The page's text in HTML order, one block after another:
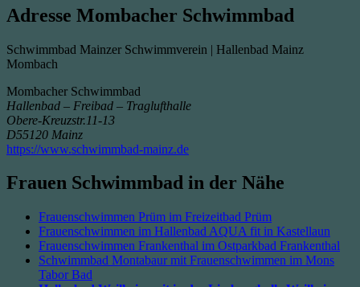
Adresse Mombacher Schwimmbad
Schwimmbad Mainzer Schwimmverein | Hallenbad Mainz
Mombach
Mombacher Schwimmbad
Hallenbad – Freibad – Traglufthalle
Obere-Kreuzstr.11-13
D55120 Mainz
https://www.schwimmbad-mainz.de
Frauen Schwimmbad in der Nähe
Frauenschwimmen Prüm im Freizeitbad Prüm
Frauenschwimmen im Hallenbad AQUA fit in Kastellaun
Frauenschwimmen Frankenthal im Ostparkbad Frankenthal
Schwimmbad Montabaur mit Frauenschwimmen im Mons
Tabor Bad